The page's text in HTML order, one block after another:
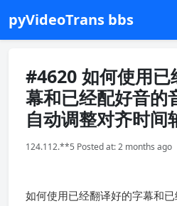
pyVideoTrans bbs
#4620 如何使用已
幕和已经配好音的
自动调整对齐时间
124.112.**5 Posted at: 2 months ago
如何使用已经翻译好的字幕和